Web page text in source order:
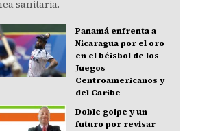
Panamá enfrenta a
Nicaragua por el oro
en el béisbol de los
Juegos
Centroamericanos y
del Caribe
Doble golpe y un
futuro por revisar